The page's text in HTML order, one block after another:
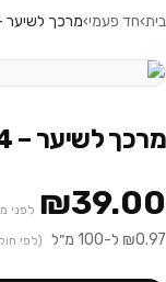
בית›חד פעמי›מרכך לשיער – 4 ליטר
מרכך לשיער – 4 ליטר (גלון)
₪39.00 לפני
₪0.97 ל-100 מ״ל (לפי